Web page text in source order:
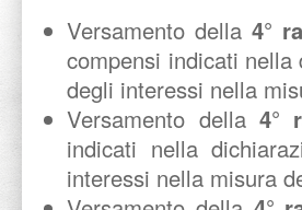
Versamento della 4°
compensi indicati
degli interessi nella
Versamento della 4°
indicati nella
interessi nella misura